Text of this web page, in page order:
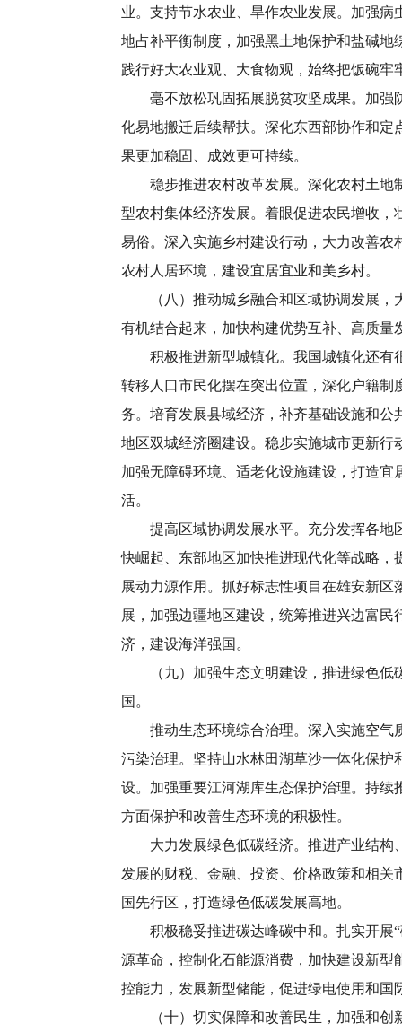
业。支持节水农业、旱作农业发展。加强
地占补平衡制度，加强黑土地保护和盐碱
践行好大农业观、大食物观，始终把饭碗牢
毫不放松巩固拓展脱贫攻坚成果。加强防
化易地搬迁后续帮扶。深化东西部协作和
果更加稳固、成效更可持续。
稳步推进农村改革发展。深化农村土地制
型农村集体经济发展。着眼促进农民增收
易俗。深入实施乡村建设行动，大力改善
农村人居环境，建设宜居宜业和美乡村。
（八）推动城乡融合和区域协调发展，大
有机结合起来，加快构建优势互补、高质量
积极推进新型城镇化。我国城镇化还有很
转移人口市民化摆在突出位置，深化户籍制
务。培育发展县域经济，补齐基础设施和
地区双城经济圈建设。稳步实施城市更新行
加强无障碍环境、适老化设施建设，打造
活。
提高区域协调发展水平。充分发挥各地区
快崛起、东部地区加快推进现代化等战略
展动力源作用。抓好标志性项目在雄安新
展，加强边疆地区建设，统筹推进兴边富
济，建设海洋强国。
（九）加强生态文明建设，推进绿色低碳
国。
推动生态环境综合治理。深入实施空气质
污染治理。坚持山水林田湖草沙一体化保护
设。加强重要江河湖库生态保护治理。持
方面保护和改善生态环境的积极性。
大力发展绿色低碳经济。推进产业结构、
发展的财税、金融、投资、价格政策和相
国先行区，打造绿色低碳发展高地。
积极稳妥推进碳达峰碳中和。扎实开展“
源革命，控制化石能源消费，加快建设新
控能力，发展新型储能，促进绿电使用和
（十）切实保障和改善民生，加强和创新